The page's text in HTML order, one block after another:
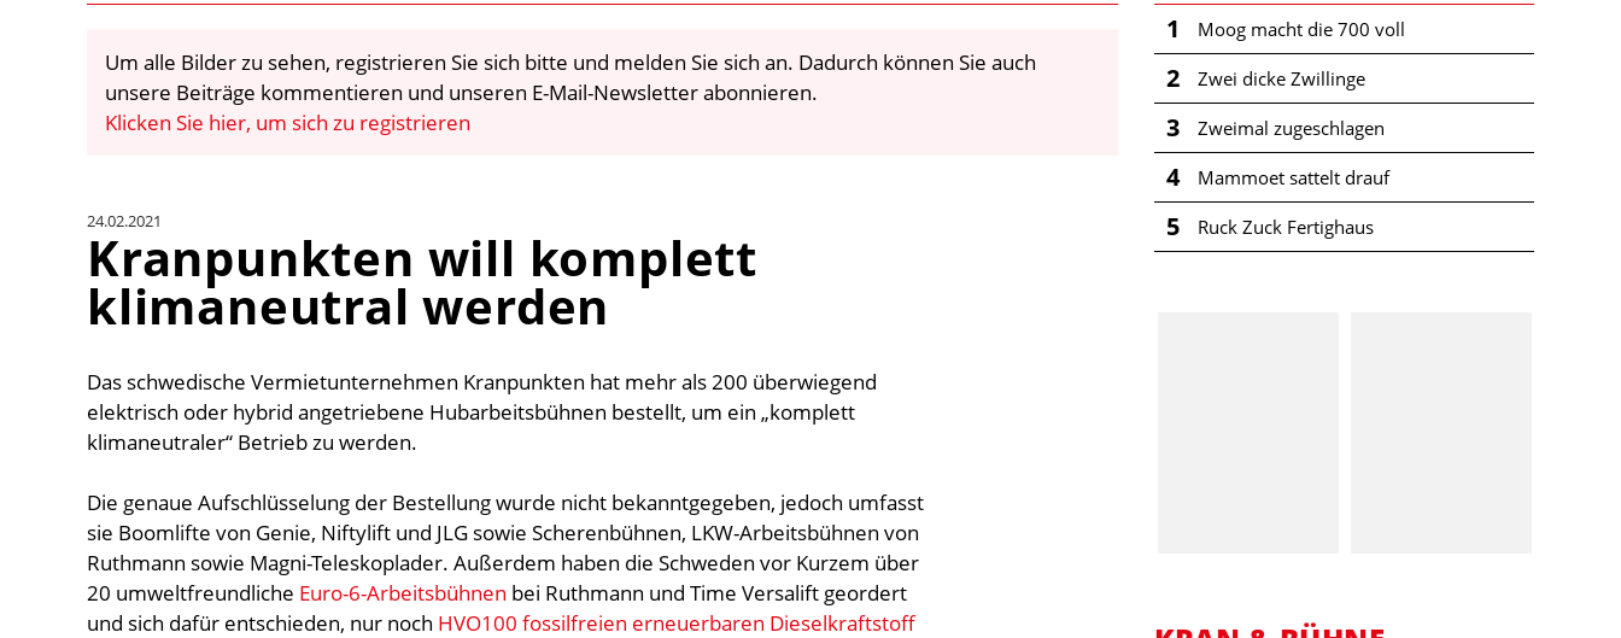
Um alle Bilder zu sehen, registrieren Sie sich bitte und melden Sie sich an. Dadurch können Sie auch
unsere Beiträge kommentieren und unseren E-Mail-Newsletter abonnieren.
Klicken Sie hier, um sich zu registrieren
24.02.2021
Kranpunkten will komplett
klimaneutral werden
Das schwedische Vermietunternehmen Kranpunkten hat mehr als 200 überwiegend
elektrisch oder hybrid angetriebene Hubarbeitsbühnen bestellt, um ein „komplett
klimaneutraler“ Betrieb zu werden.
Die genaue Aufschlüsselung der Bestellung wurde nicht bekanntgegeben, jedoch umfasst
sie Boomlifte von Genie, Niftylift und JLG sowie Scherenbühnen, LKW-Arbeitsbühnen von
Ruthmann sowie Magni-Teleskoplader. Außerdem haben die Schweden vor Kurzem über
20 umweltfreundliche Euro-6-Arbeitsbühnen bei Ruthmann und Time Versalift geordert
und sich dafür entschieden, nur noch HVO100 fossilfreien erneuerbaren Dieselkraftstoff
1 Moog macht die 700 voll
2 Zwei dicke Zwillinge
3 Zweimal zugeschlagen
4 Mammoet sattelt drauf
5 Ruck Zuck Fertighaus